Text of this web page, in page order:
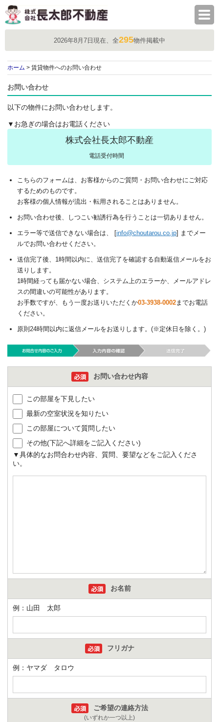
2026年8月7日現在、全295物件掲載中
ホーム > 賃貸物件へのお問い合わせ
お問い合わせ
以下の物件にお問い合わせします。
▼お急ぎの場合はお電話ください
株式会社長太郎不動産
電話受付時間
こちらのフォームは、お客様からのご質問・お問い合わせにご対応
するためのものです。
お客様の個人情報が流出・転用されることはありません。
お問い合わせ後、しつこい勧誘行為を行うことは一切ありません。
エラー等で送信できない場合は、 [info@choutarou.co.jp] までメー
ルでお問い合わせください。
送信完了後、1時間以内に、送信完了を確認する自動返信メールをお
送りします。
1時間経っても届かない場合、システム上のエラーか、メールアドレ
スの間違いの可能性があります。
お手数ですが、もう一度お送りいただくか03-3938-0002までお電話
ください。
原則24時間以内に返信メールをお送りします。(※定休日を除く。)
お問い合わせ内容
この部屋を下見したい
最新の空室状況を知りたい
この部屋について質問したい
その他(下記へ詳細をご記入ください)
▼具体的なお問合わせ内容、質問、要望などをご記入くださ
い。
お名前
例：山田 太郎
フリガナ
例：ヤマダ タロウ
ご希望の連絡方法
(いずれか一つ以上)